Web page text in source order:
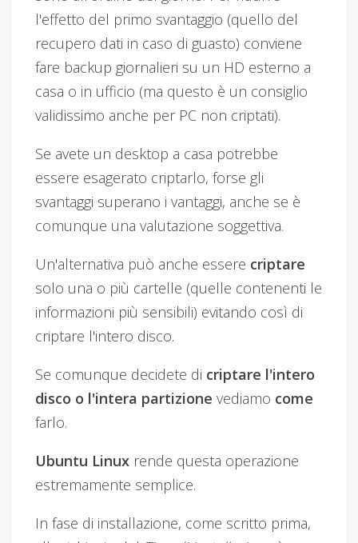
l'effetto del primo svantaggio (quello del
recupero dati in caso di guasto) conviene
fare backup giornalieri su un HD esterno a
casa o in ufficio (ma questo è un consiglio
validissimo anche per PC non criptati).
Se avete un desktop a casa potrebbe
essere esagerato criptarlo, forse gli
svantaggi superano i vantaggi, anche se è
comunque una valutazione soggettiva.
Un'alternativa può anche essere criptare
solo una o più cartelle (quelle contenenti le
informazioni più sensibili) evitando così di
criptare l'intero disco.
Se comunque decidete di criptare l'intero
disco o l'intera partizione vediamo come
farlo.
Ubuntu Linux rende questa operazione
estremamente semplice.
In fase di installazione, come scritto prima,